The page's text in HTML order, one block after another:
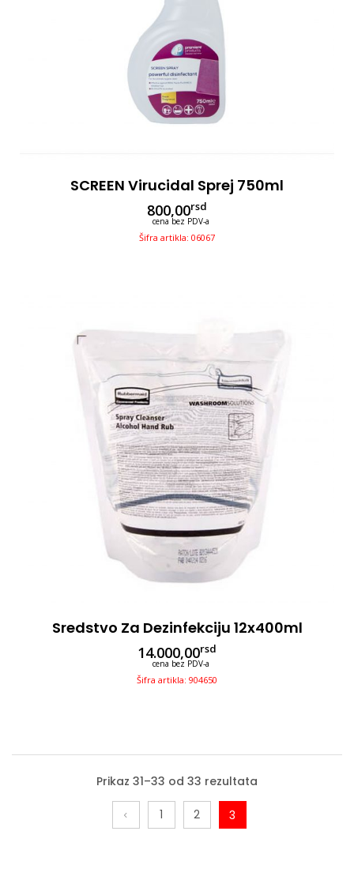
SCREEN Virucidal Sprej 750ml
800,00rsd
cena bez PDV-a
Šifra artikla: 06067
Sredstvo Za Dezinfekciju 12x400ml
14.000,00rsd
cena bez PDV-a
Šifra artikla: 904650
Prikaz 31–33 od 33 rezultata
1 2 3